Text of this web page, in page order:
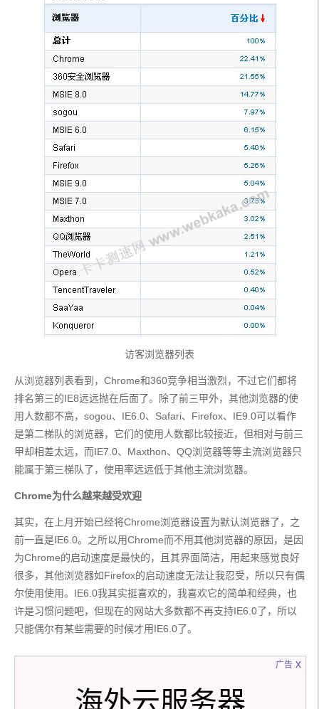
访客浏览器列表
从浏览器列表看到，Chrome和360竞争相当激烈，不过它们都将
排名第三的IE8远远抛在后面了。除了前三甲外，其他浏览器的使
用人数都不高，sogou、IE6.0、Safari、Firefox、IE9.0可以看作
是第二梯队的浏览器，它们的使用人数都比较接近，但相对与前三
甲却相差太远，而IE7.0、Maxthon、QQ浏览器等等主流浏览器只
能属于第三梯队了，使用率远远低于其他主流浏览器。
Chrome为什么越来越受欢迎
其实，在上月开始已经将Chrome浏览器设置为默认浏览器了，之
前一直是IE6.0。之所以用Chrome而不用其他浏览器的原因，是因
为Chrome的启动速度是最快的，且其界面简洁，用起来感觉良好
很多，其他浏览器如Firefox的启动速度无法让我忍受，所以只有偶
尔使用使用。IE6.0我其实挺喜欢的，我喜欢它的简单和经典，也
许是习惯问题吧，但现在的网站大多数都不再支持IE6.0了，所以
只能偶尔有某些需要的时候才用IE6.0了。
广告
海外云服务器
x